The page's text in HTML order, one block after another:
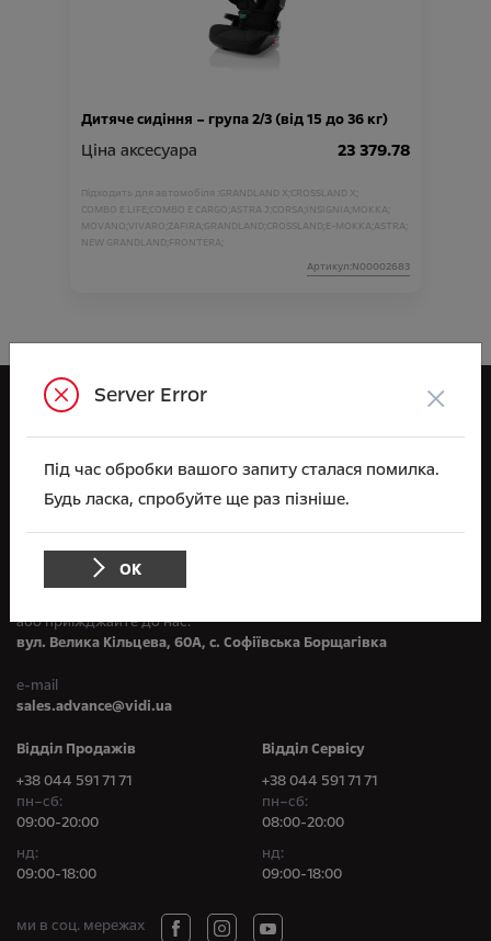
Дитяче сидіння – група 2/3 (від 15 до 36 кг)
Ціна аксесуара 23 379.78
Підходить для автомобіля : GRANDLAND X; CROSSLAND X;
COMBO E LIFE; COMBO E CARGO; ASTRA J; CORSA; INSIGNIA; MOKKA;
MOVANO; VIVARO; ZAFIRA; GRANDLAND; CROSSLAND; E-MOKKA; ASTRA;
NEW GRANDLAND; FRONTERA;
Артикул:N00002683
Opel
ВІДІ Адванс
Зв'яжіться з нами
по телефону:
+38 044 591 71 71
або приїжджайте до нас:
вул. Велика Кільцева, 60А, с. Софіївська Борщагівка
e-mail
sales.advance@vidi.ua
Відділ Продажів
+38 044 591 71 71
пн–сб:
09:00-20:00
нд:
09:00-18:00
Відділ Сервісу
+38 044 591 71 71
пн–сб:
08:00-20:00
нд:
09:00-18:00
ми в соц. мережах
Server Error ×
Під час обробки вашого запиту сталася помилка.
Будь ласка, спробуйте ще раз пізніше.
ОК